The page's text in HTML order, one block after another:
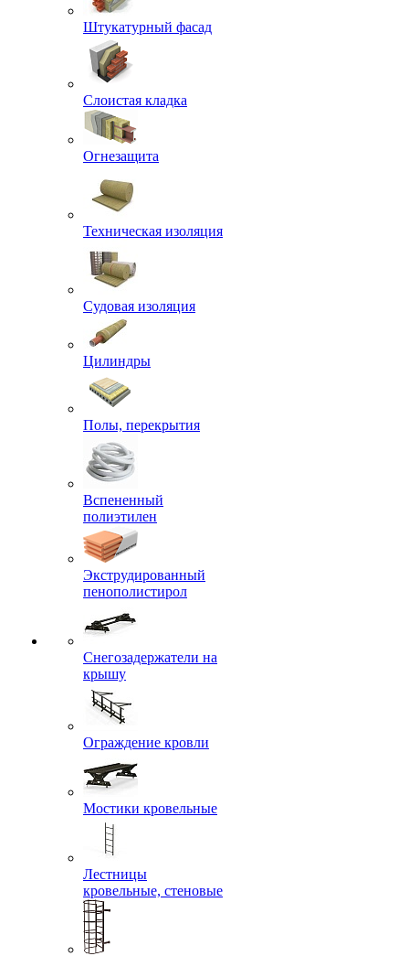
Штукатурный фасад
Слоистая кладка
Огнезащита
Техническая изоляция
Судовая изоляция
Цилиндры
Полы, перекрытия
Вспененный
полиэтилен
Экструдированный
пенополистирол
Снегозадержатели на
крышу
Ограждение кровли
Мостики кровельные
Лестницы
кровельные, стеновые